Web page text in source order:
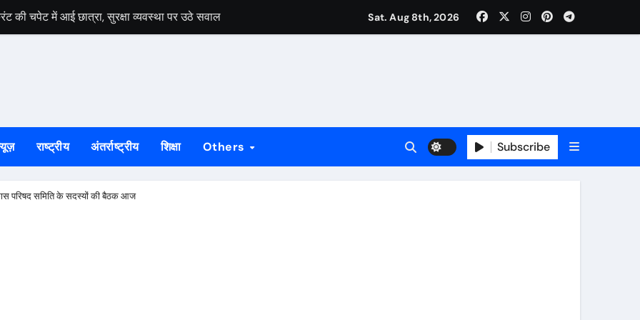
चपेट में आई छात्रा, सुरक्षा व्यवस्था पर उठे सवाल
अवैध शराब के खिलाफ छापेमारी में तीन गिरफ्तार
संघर्ष और बलिदान को किया याद
का बांटा मुआवजा, 35 पीड़ितों को मिली राहत राशि
मुठभेड़ में आरोपी के पैर में लगी गोली
Sat. Aug 8th, 2026
राष्ट्रीय अंतर्राष्ट्रीय शिक्षा Others Subscribe
परिषद समिति के सदस्यों की बैठक आज